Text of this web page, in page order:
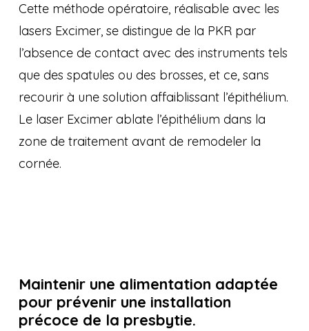
Cette méthode opératoire, réalisable avec les
lasers Excimer, se distingue de la PKR par
l’absence de contact avec des instruments tels
que des spatules ou des brosses, et ce, sans
recourir à une solution affaiblissant l’épithélium.
Le laser Excimer ablate l’épithélium dans la
zone de traitement avant de remodeler la
cornée.
Maintenir une alimentation adaptée
pour prévenir une installation
précoce de la presbytie.